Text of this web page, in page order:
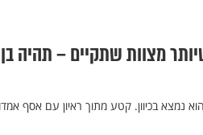
מצוות שתקיים – תהיה בן
גם הוא נמצא בכיוון. קטע מתוך ראיון עם אסף